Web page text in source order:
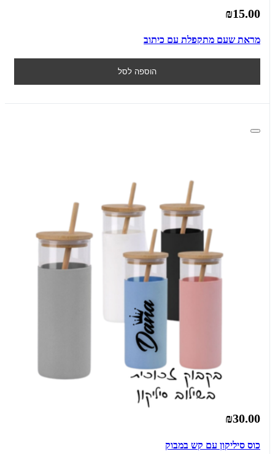
₪15.00
מראת שעם מתקפלת עם כיתוב
הוספה לסל
₪30.00
כוס סיליקון עם קש במבוק